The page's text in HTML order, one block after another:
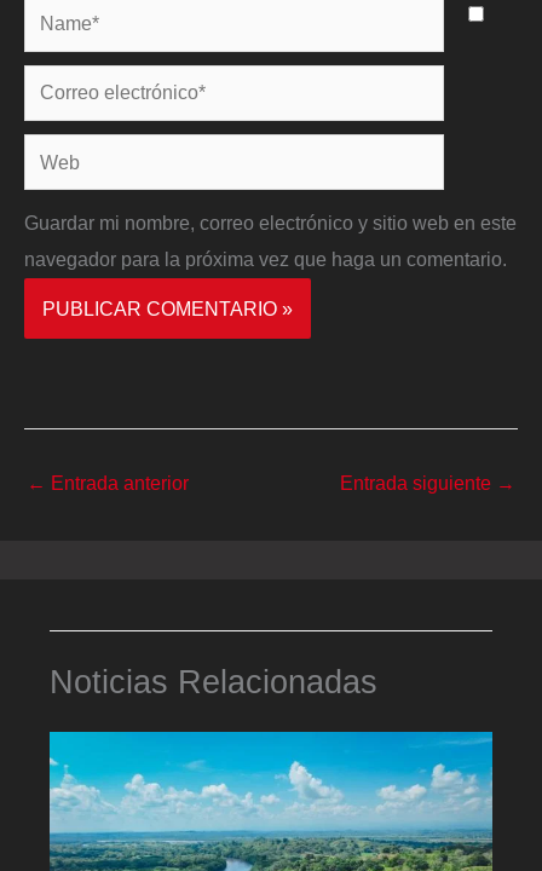
Name*
Correo
electrónico*
Web
Guardar mi nombre, correo electrónico y sitio web en este
navegador para la próxima vez que haga un comentario.
← Entrada anterior Entrada siguiente →
Noticias Relacionadas